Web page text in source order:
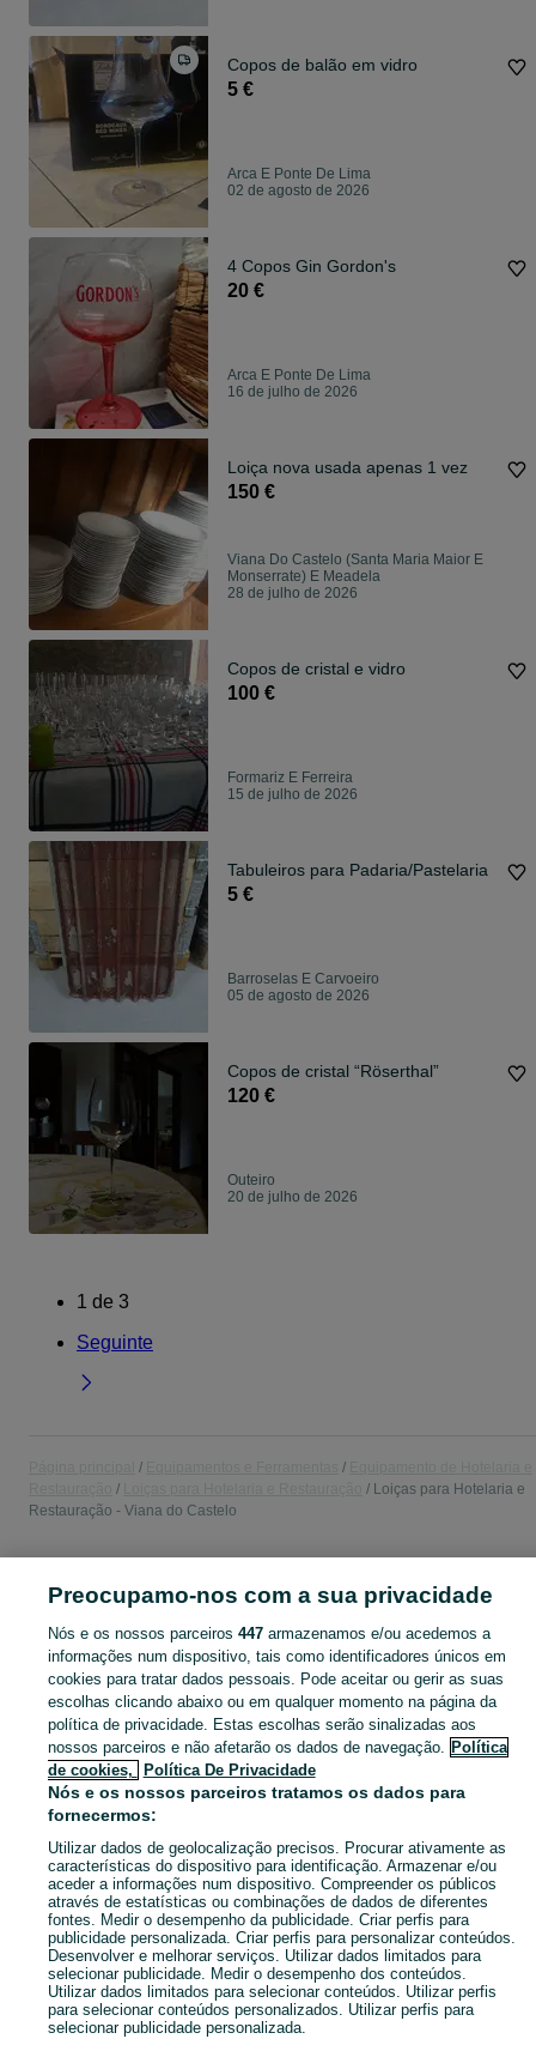
Copos de balão em vidro
5 €
Arca E Ponte De Lima
02 de agosto de 2026
4 Copos Gin Gordon's
20 €
Arca E Ponte De Lima
16 de julho de 2026
Loiça nova usada apenas 1 vez
150 €
Viana Do Castelo (Santa Maria Maior E
Monserrate) E Meadela
28 de julho de 2026
Copos de cristal e vidro
100 €
Formariz E Ferreira
15 de julho de 2026
Tabuleiros para Padaria/Pastelaria
5 €
Barroselas E Carvoeiro
05 de agosto de 2026
Copos de cristal “Röserthal”
120 €
Outeiro
20 de julho de 2026
1 de 3
Seguinte
Loiças para Hotelaria e
Restauração - Viana do Castelo
CATEGORIA
Navegue pelos últimos anúncios de Loiças para Hotelaria e Restauração em Viana do Castelo no OLX Portugal. Compre e venda produtos locais com facilidade e segurança. Mostrar
Mapa do site
Mapa das freguesias
Mapa de mini-sites
Pesquisas populares
Preocupamo-nos com a sua privacidade
Nós e os nossos parceiros 447armazenamos e/ou acedemos a
informações num dispositivo, tais como identificadores únicos em
cookies para tratar dados pessoais. Pode aceitar ou gerir as suas
escolhas clicando abaixo ou em qualquer momento na página da
política de privacidade. Estas escolhas serão sinalizadas aos
nossos parceiros e não afetarão os dados de navegação. Política
de cookies,
Política De Privacidade
Nós e os nossos parceiros tratamos os dados para
fornecermos:
Utilizar dados de geolocalização precisos. Procurar ativamente as
características do dispositivo para identificação. Armazenar e/ou
aceder a informações num dispositivo. Compreender os públicos
através de estatísticas ou combinações de dados de diferentes
fontes. Medir o desempenho da publicidade. Criar perfis para
publicidade personalizada. Criar perfis para personalizar conteúdos.
Desenvolver e melhorar serviços. Utilizar dados limitados para
selecionar publicidade. Medir o desempenho dos conteúdos.
Utilizar dados limitados para selecionar conteúdos. Utilizar perfis
para selecionar conteúdos personalizados. Utilizar perfis para
selecionar publicidade personalizada.